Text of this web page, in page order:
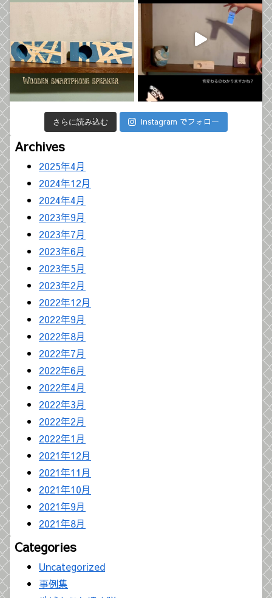
さらに読み込む Instagram でフォロー
Archives
2025年4月
2024年12月
2024年4月
2023年9月
2023年7月
2023年6月
2023年5月
2023年2月
2022年12月
2022年9月
2022年8月
2022年7月
2022年6月
2022年4月
2022年3月
2022年2月
2022年1月
2021年12月
2021年11月
2021年10月
2021年9月
2021年8月
Categories
Uncategorized
事例集